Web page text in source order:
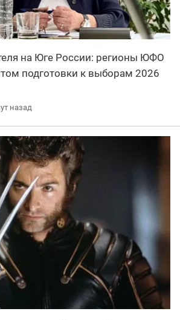
на Юге России: регионы ЮФО
подготовки к выборам 2026
назад